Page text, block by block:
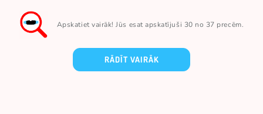
Apskatiet vairāk! Jūs esat apskatījuši 30 no 37 precēm.
RĀDĪT VAIRĀK